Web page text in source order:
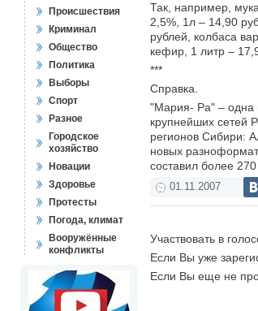
Происшествия
Криминал
Общество
Политика
Выборы
Спорт
Разное
Городское
хозяйство
Новации
Здоровье
Протесты
Погода, климат
Вооружённые
конфликты
Так, например,
2,5%, 1л – 14,90
рублей, колбаса
кефир, 1 литр –
***
Справка.
"Мария- Ра" – одна
крупнейших сетей
регионов Сибири:
новых
составил более
01.11.2007
Участвовать в
Если Вы уже
Если Вы еще не